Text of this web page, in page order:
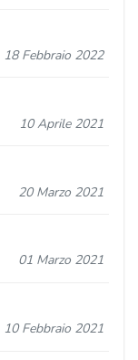
18 Febbraio 2022
10 Aprile 2021
20 Marzo 2021
01 Marzo 2021
10 Febbraio 2021